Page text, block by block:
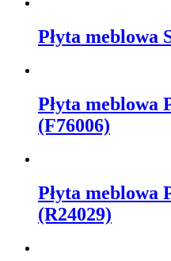
Płyta meblowa
Płyta meblowa
(F76006)
Płyta meblowa
(R24029)